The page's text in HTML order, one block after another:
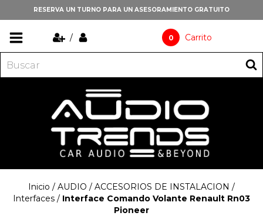
RESERVA UN TURNO PARA UN ASESORAMIENTO GRATUITO
/ 0 Carrito
Inicio / AUDIO / ACCESORIOS DE INSTALACION /
Interfaces / Interface Comando Volante Renault Rn03
Pioneer